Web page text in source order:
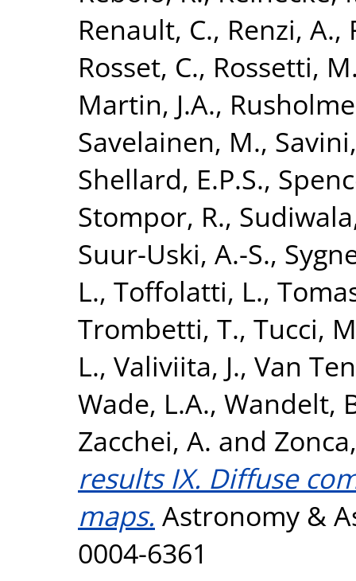
Renault, C., Renzi, A.,
Rosset, C., Rossetti,
Martin, J.A.,
Savelainen, M.,
Shellard, E.P.S.,
Stompor, R.,
Suur-Uski, A.-S.,
L., Toffolatti, L.,
Trombetti, T., Tucci,
L., Valiviita, J., Van
Wade, L.A., Wandelt,
Zacchei, A. and
results IX. Diffuse
maps. Astronomy &
0004-6361